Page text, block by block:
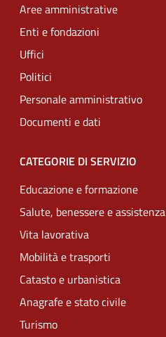
Aree amministrative
Enti e fondazioni
Uffici
Politici
Personale amministrativo
Documenti e dati
CATEGORIE DI SERVIZIO
Educazione e formazione
Salute, benessere e assistenza
Vita lavorativa
Mobilità e trasporti
Catasto e urbanistica
Anagrafe e stato civile
Turismo